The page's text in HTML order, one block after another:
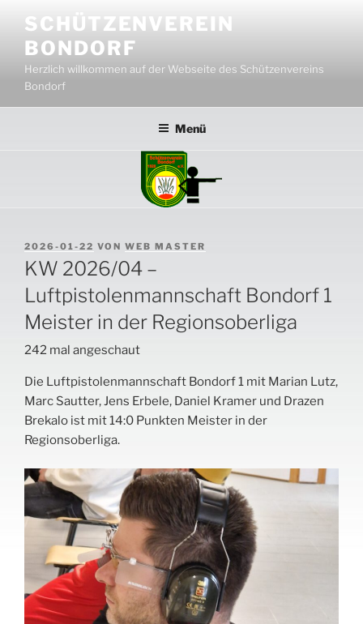
Inhalt
springen
SCHÜTZENVEREIN
BONDORF
Herzlich willkommen auf der Webseite des Schützenvereins
Bondorf
Menü
VERÖFFENTLICHT
AM
2026-01-22 VON WEB MASTER
KW 2026/04 –
Luftpistolenmannschaft Bondorf 1
Meister in der Regionsoberliga
242 mal angeschaut
Die Luftpistolenmannschaft Bondorf 1 mit Marian Lutz,
Marc Sautter, Jens Erbele, Daniel Kramer und Drazen
Brekalo ist mit 14:0 Punkten Meister in der
Regionsoberliga.